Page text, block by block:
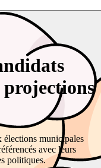
projections
élections municipales
avec leurs
politiques.